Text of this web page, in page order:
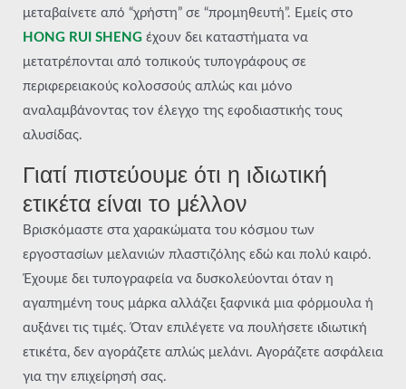
μεταβαίνετε από “χρήστη” σε “προμηθευτή”. Εμείς στο
HONG RUI SHENG έχουν δει καταστήματα να
μετατρέπονται από τοπικούς τυπογράφους σε
περιφερειακούς κολοσσούς απλώς και μόνο
αναλαμβάνοντας τον έλεγχο της εφοδιαστικής τους
αλυσίδας.
Γιατί πιστεύουμε ότι η ιδιωτική
ετικέτα είναι το μέλλον
Βρισκόμαστε στα χαρακώματα του κόσμου των
εργοστασίων μελανιών πλαστιζόλης εδώ και πολύ καιρό.
Έχουμε δει τυπογραφεία να δυσκολεύονται όταν η
αγαπημένη τους μάρκα αλλάζει ξαφνικά μια φόρμουλα ή
αυξάνει τις τιμές. Όταν επιλέγετε να πουλήσετε ιδιωτική
ετικέτα, δεν αγοράζετε απλώς μελάνι. Αγοράζετε ασφάλεια
για την επιχείρησή σας.